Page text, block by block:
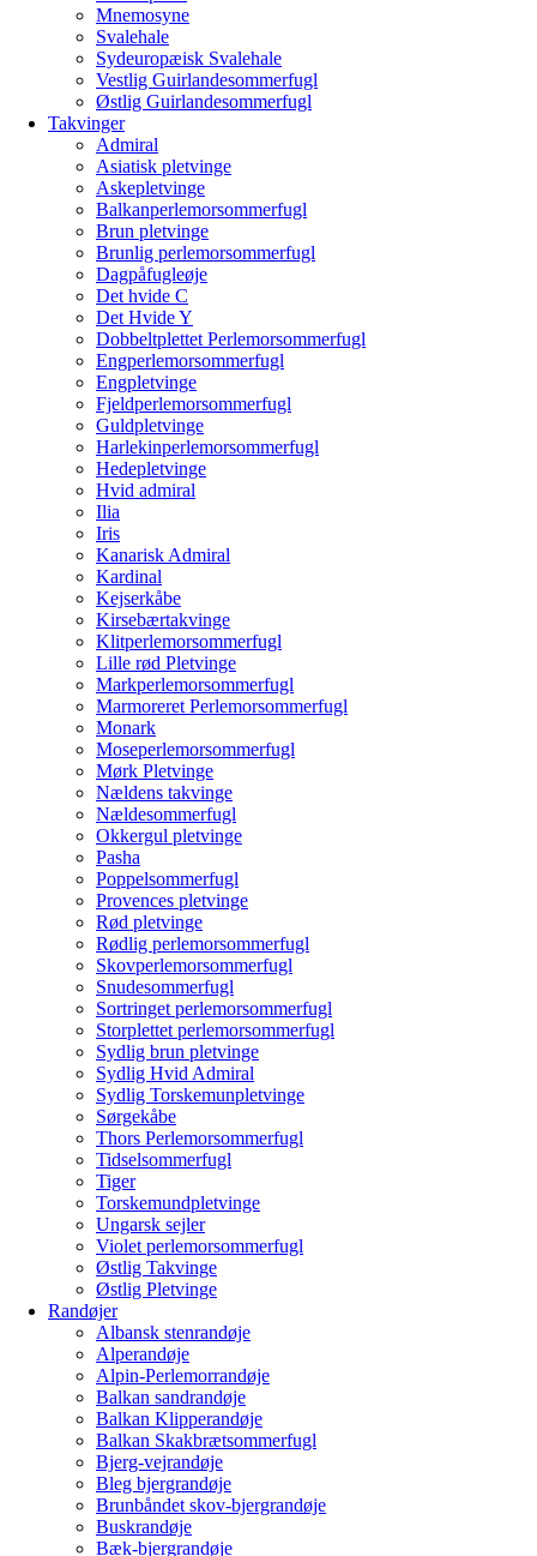
Mnemosyne
Svalehale
Sydeuropæisk Svalehale
Vestlig Guirlandesommerfugl
Østlig Guirlandesommerfugl
Takvinger
Admiral
Asiatisk pletvinge
Askepletvinge
Balkanperlemorsommerfugl
Brun pletvinge
Brunlig perlemorsommerfugl
Dagpåfugleøje
Det hvide C
Det Hvide Y
Dobbeltplettet Perlemorsommerfugl
Engperlemorsommerfugl
Engpletvinge
Fjeldperlemorsommerfugl
Guldpletvinge
Harlekinperlemorsommerfugl
Hedepletvinge
Hvid admiral
Ilia
Iris
Kanarisk Admiral
Kardinal
Kejserkåbe
Kirsebærtakvinge
Klitperlemorsommerfugl
Lille rød Pletvinge
Markperlemorsommerfugl
Marmoreret Perlemorsommerfugl
Monark
Moseperlemorsommerfugl
Mørk Pletvinge
Nældens takvinge
Nældesommerfugl
Okkergul pletvinge
Pasha
Poppelsommerfugl
Provences pletvinge
Rød pletvinge
Rødlig perlemorsommerfugl
Skovperlemorsommerfugl
Snudesommerfugl
Sortringet perlemorsommerfugl
Storplettet perlemorsommerfugl
Sydlig brun pletvinge
Sydlig Hvid Admiral
Sydlig Torskemunpletvinge
Sørgekåbe
Thors Perlemorsommerfugl
Tidselsommerfugl
Tiger
Torskemundpletvinge
Ungarsk sejler
Violet perlemorsommerfugl
Østlig Takvinge
Østlig Pletvinge
Randøjer
Albansk stenrandøje
Alperandøje
Alpin-Perlemorrandøje
Balkan sandrandøje
Balkan Klipperandøje
Balkan Skakbrætsommerfugl
Bjerg-vejrandøje
Bleg bjergrandøje
Brunbåndet skov-bjergrandøje
Buskrandøje
Bæk-bjergrandøje